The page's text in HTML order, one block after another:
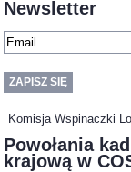
Newsletter
Komisja Wspinaczki
Powołania
krajową w